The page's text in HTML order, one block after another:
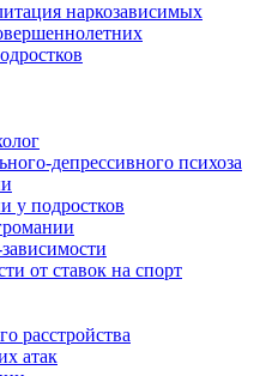
наркозависимых
депрессивного психоза
у подростков
от ставок на спорт
расстройства
атак